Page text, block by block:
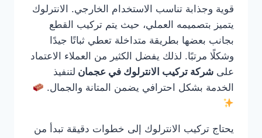
قوية وجذابة تناسب الاستخدام الخارجي. الانترلوك
يتميز بتصميمه العملي، حيث يتم تركيب القطع
بجانب بعضها بطريقة متداخلة تعطي ثباتًا جيدًا
وشكلًا مرتبًا. لذلك يفضل الكثير من العملاء الاعتماد
على شركة تركيب الانترلوك في عجمان لتنفيذ
الخدمة بشكل احترافي يضمن المتانة والجمال.
يحتاج تركيب الانترلوك إلى خطوات دقيقة تبدأ من